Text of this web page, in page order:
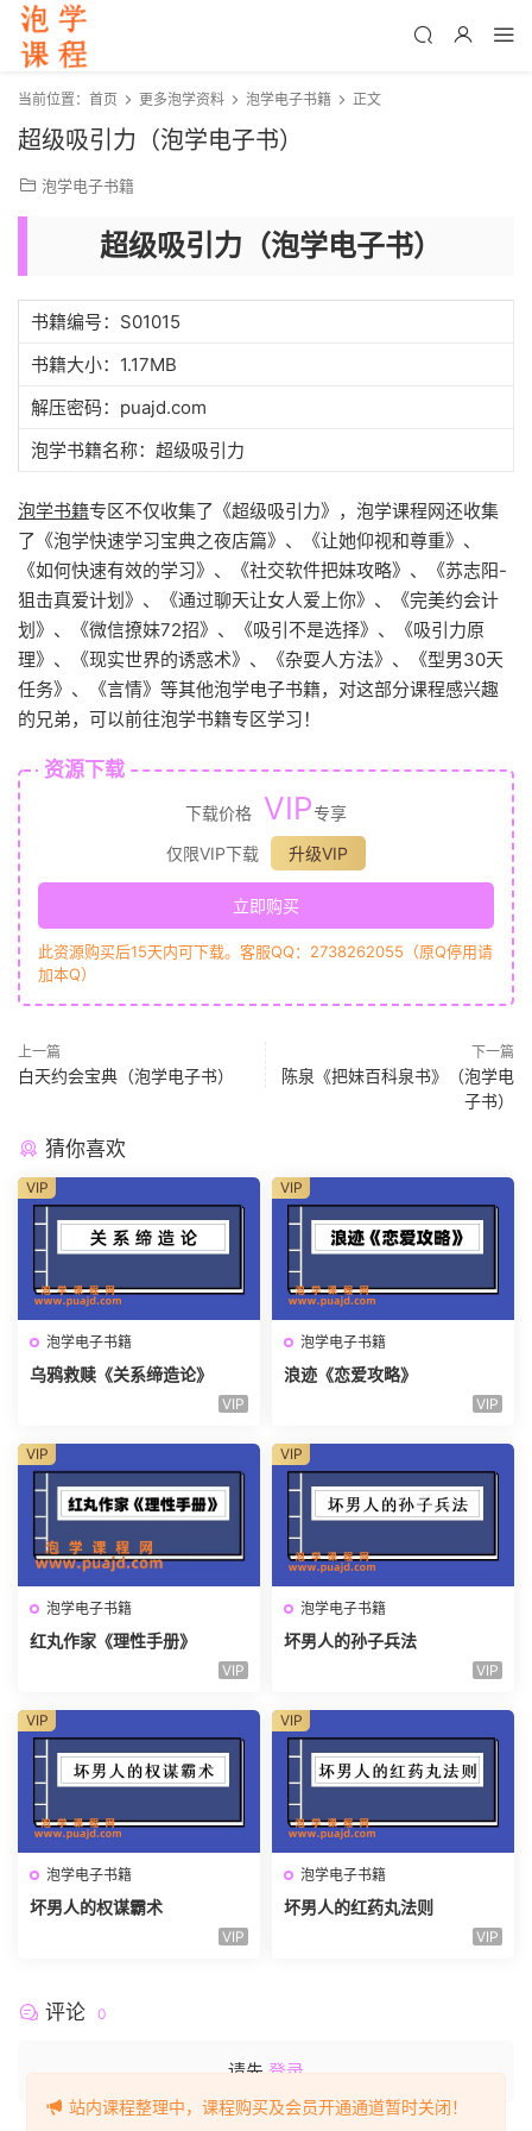
当前位置： 首页 更多泡学资料 泡学电子书籍 正文
超级吸引力（泡学电子书）
泡学电子书籍
超级吸引力（泡学电子书）
书籍编号：S01015
书籍大小：1.17MB
解压密码：puajd.com
泡学书籍名称：超级吸引力
泡学书籍专区不仅收集了《超级吸引力》，泡学课程网还收集
了《泡学快速学习宝典之夜店篇》、《让她仰视和尊重》、
《如何快速有效的学习》、《社交软件把妹攻略》、《苏志阳-
狙击真爱计划》、《通过聊天让女人爱上你》、《完美约会计
划》、《微信撩妹72招》、《吸引不是选择》、《吸引力原
理》、《现实世界的诱惑术》、《杂耍人方法》、《型男30天
任务》、《言情》等其他泡学电子书籍，对这部分课程感兴趣
的兄弟，可以前往泡学书籍专区学习！
资源下载
下载价格 VIP专享
仅限VIP下载
升级VIP
立即购买
此资源购买后15天内可下载。客服QQ：2738262055（原Q停用请
加本Q）
上一篇
白天约会宝典（泡学电子书）
下一篇
陈泉《把妹百科泉书》（泡学电
子书）
猜你喜欢
泡学电子书籍
乌鸦救赎《关系缔造论》
VIP
VIP
泡学电子书籍
浪迹《恋爱攻略》
VIP
VIP
泡学电子书籍
红丸作家《理性手册》
VIP
VIP
泡学电子书籍
坏男人的孙子兵法
VIP
VIP
泡学电子书籍
坏男人的权谋霸术
VIP
VIP
泡学电子书籍
坏男人的红药丸法则
VIP
VIP
评论 0
请先登录
站内课程整理中，课程购买及会员开通通道暂时关闭！